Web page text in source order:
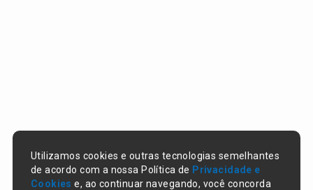
Utilizamos cookies e outras tecnologias semelhantes
de acordo com a nossa Política de Privacidade e
Cookies e, ao continuar navegando, você concorda